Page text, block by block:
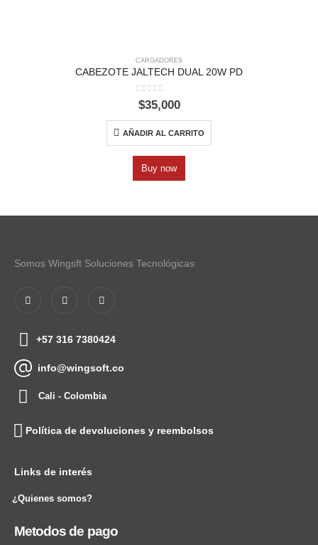
CARGADORES
CABEZOTE JALTECH DUAL 20W PD
0out of 5
$35,000
AÑADIR AL CARRITO
Buy now
Somos Wingsft Soluciones Tecnológicas
+57 316 7380424
info@wingsoft.co
Cali - Colombia
Política de devoluciones y reembolsos
Links de interés
¿Quienes somos?
Metodos de pago